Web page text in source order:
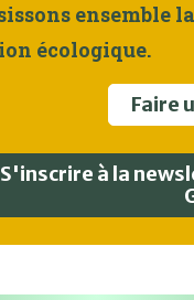
ensemble la
écologique.
Faire
S'inscrire à la